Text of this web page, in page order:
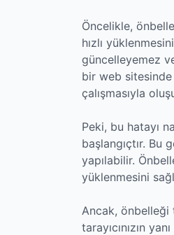
Öncelikle,
hızlı
güncelleyemez
bir web sitesinde
çalışmasıyla
Peki, bu hatayı
başlangıçtır. Bu
yapılabilir.
yüklenmesini
Ancak, önbelleği
tarayıcınızın